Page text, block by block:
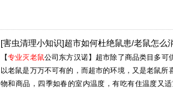
[害虫清理小知识]超市如何杜绝鼠患/老鼠怎么
【专业灭老鼠公司东方汉诺】超市除了商品类目多可
以老鼠是万万不可有的，而超市的环境，又是老鼠
物和商品，四季如春的室内温度，有吃有住温度又